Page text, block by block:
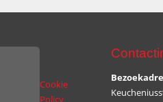
Cookie
Policy